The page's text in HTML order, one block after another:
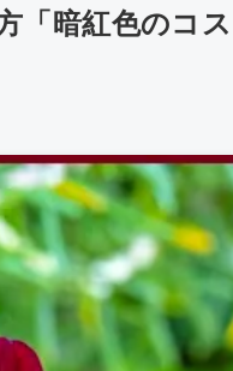
「暗紅色のコ